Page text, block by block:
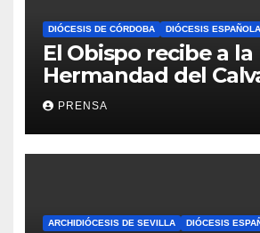
DIÓCESIS DE CÓRDOBA DIÓCESIS
El Obispo recibe a la
Hermandad del
PRENSA
ARCHIDIÓCESIS DE SEVILLA DIÓCESIS